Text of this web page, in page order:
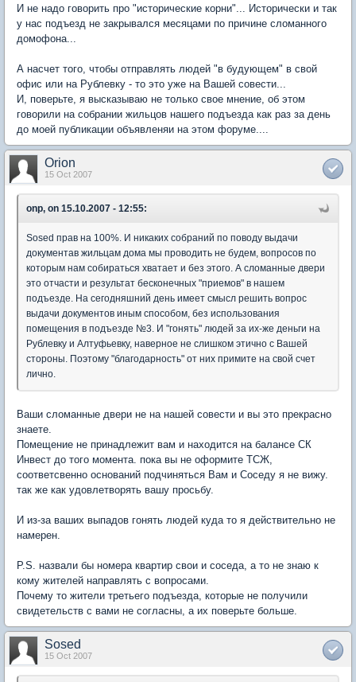
И не надо говорить про "исторические корни"... Исторически и так
у нас подъезд не закрывался месяцами по причине сломанного
домофона...
А насчет того, чтобы отправлять людей "в будующем" в свой
офис или на Рублевку - то это уже на Вашей совести...
И, поверьте, я высказываю не только свое мнение, об этом
говорили на собрании жильцов нашего подъезда как раз за день
до моей публикации объявленяи на этом форуме....
Orion
15 Oct 2007
onp, on 15.10.2007 - 12:55:
Sosed прав на 100%. И никаких собраний по поводу выдачи
документав жильцам дома мы проводить не будем, вопросов по
которым нам собираться хватает и без этого. А сломанные двери
это отчасти и результат бесконечных "приемов" в нашем
подъезде. На сегодняшний день имеет смысл решить вопрос
выдачи документов иным способом, без использования
помещения в подъезде №3. И "гонять" людей за их-же деньги на
Рублевку и Алтуфьевку, наверное не слишком этично с Вашей
стороны. Поэтому "благодарность" от них примите на свой счет
лично.
Ваши сломанные двери не на нашей совести и вы это прекрасно
знаете.
Помещение не принадлежит вам и находится на балансе СК
Инвест до того момента. пока вы не оформите ТСЖ,
соответсвенно оснований подчиняться Вам и Соседу я не вижу.
так же как удовлетворять вашу просьбу.
И из-за ваших выпадов гонять людей куда то я действительно не
намерен.
P.S. назвали бы номера квартир свои и соседа, а то не знаю к
кому жителей направлять с вопросами.
Почему то жители третьего подъезда, которые не получили
свидетельств с вами не согласны, а их поверьте больше.
Sosed
15 Oct 2007